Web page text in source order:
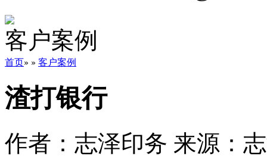
客户案例
首页» » 客户案例
渣打银行
作者：志泽印务 来源：